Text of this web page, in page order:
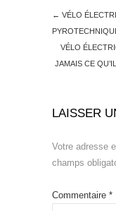
← VÉLO
VÉLO
JAMAIS CE
LAISSER
Votre adresse
champs
Commentaire *